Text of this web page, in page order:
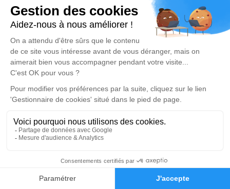
Faire-part Hommages
anecdote ou exprimer vos pensées à travers des
poèmes ou des textes. Cet endroit est un lieu
d'expression dédié à honorer la mémoire de Sophie
Mylène LISSANDRE.
Un service de plantation d’arbre hommage est
disponible ici.
Je rends hommage
Cérémonie religieuse
Collégiale de Saint-Léonard-de-Noblat
2 Place Wilson